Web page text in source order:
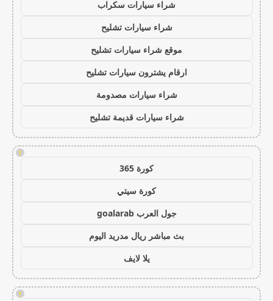
شراء سيارات سكراب
شراء سيارات تشليح
موقع شراء سيارات تشليح
ارقام يشترون سيارات تشليح
شراء سيارات مصدومة
شراء سيارات قديمة تشليح
!
كورة 365
كورة سيتي
جول العرب goalarab
بث مباشر ريال مدريد اليوم
يلا لايف
!